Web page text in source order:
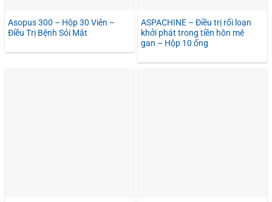
Asopus 300 – Hộp 30 Viên –
Điều Trị Bệnh Sỏi Mật
ASPACHINE – Điều trị rối loạn
khởi phát trong tiền hôn mê
gan – Hộp 10 ống